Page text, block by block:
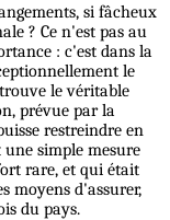
si fâcheux
? Ce n'est pas au
: c'est dans la
le
le véritable
prévue par la
restreindre en
simple mesure
rare, et qui était
moyens d'assurer,
du pays.